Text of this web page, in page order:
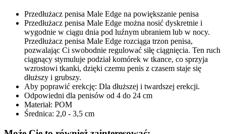
Przedłużacz penisa Male Edge na powiększanie penisa
Przedłużacz penisa Male Edge można nosić dyskretnie i
wygodnie w ciągu dnia pod luźnym ubraniem lub w nocy.
Przedłużacz penisa Male Edge rozciąga trzon penisa,
pozwalając Ci swobodnie regulować siłę ciągnięcia. Ten ruch
ciągnący stymuluje podział komórek w tkance, co sprzyja
wzrostowi tkanki, dzięki czemu penis z czasem staje się
dłuższy i grubszy.
Aby poprawić erekcję: Dla dłuższej i twardszej erekcji.
Odpowiedni dla penisów od 4 do 24 cm
Materiał: POM
Średnica: 2,0 - 3,5 cm